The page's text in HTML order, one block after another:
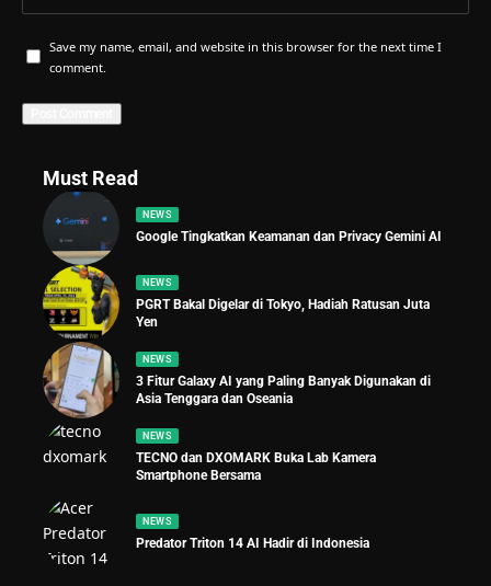
Save my name, email, and website in this browser for the next time I
comment.
Must Read
NEWS
Google Tingkatkan Keamanan dan Privacy Gemini AI
NEWS
PGRT Bakal Digelar di Tokyo, Hadiah Ratusan Juta
Yen
NEWS
3 Fitur Galaxy AI yang Paling Banyak Digunakan di
Asia Tenggara dan Oseania
NEWS
TECNO dan DXOMARK Buka Lab Kamera
Smartphone Bersama
NEWS
Predator Triton 14 AI Hadir di Indonesia